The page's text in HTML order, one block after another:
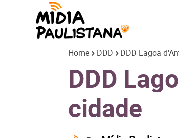
Paulistana
Home DDD DDD Lagoa
DDD
cidade